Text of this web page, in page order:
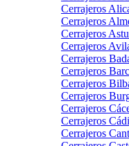
Cerrajeros
Cerrajeros
Cerrajeros
Cerrajeros
Cerrajeros
Cerrajeros
Cerrajeros
Cerrajeros
Cerrajeros
Cerrajeros
Cerrajeros